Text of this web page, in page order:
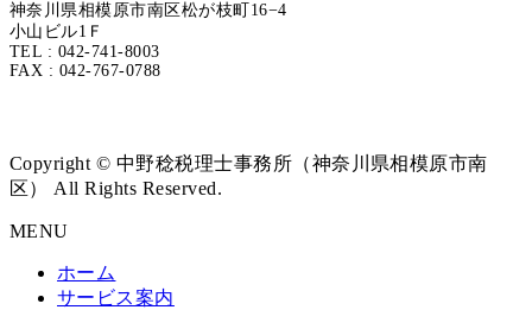
神奈川県相模原市南区松が枝町16−4
小山ビル1Ｆ
TEL : 042-741-8003
FAX : 042-767-0788
Copyright © 中野稔税理士事務所（神奈川県相模原市南
区） All Rights Reserved.
MENU
ホーム
サービス案内